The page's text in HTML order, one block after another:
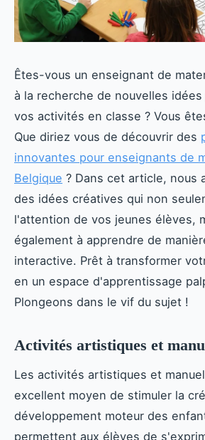
Êtes-vous un enseignant de
à la recherche de nouvelles
vos activités en classe ? Vous
Que diriez vous de découvrir des
innovantes pour enseignants de
Belgique ? Dans cet article, nous
des idées créatives qui non
l'attention de vos jeunes élèves,
également à apprendre de
interactive. Prêt à transformer
en un espace d'apprentissage
Plongeons dans le vif du sujet !
Activités artistiques et
Les activités artistiques et
excellent moyen de stimuler la
développement moteur des
permettent aux élèves de